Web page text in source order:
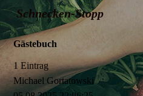
Schnecken-Stopp
Gästebuch
1 Eintrag
Michael Gortatowski